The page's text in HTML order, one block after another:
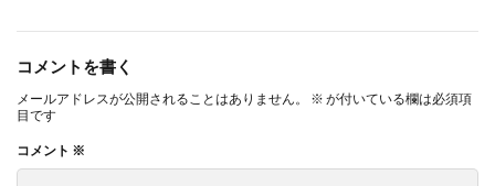
コメントを書く
メールアドレスが公開されることはありません。 ※ が付いている欄は必須項
目です
コメント ※